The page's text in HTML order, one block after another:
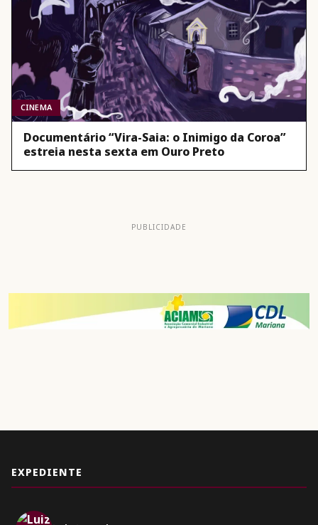
CINEMA
Documentário “Vira-Saia: o Inimigo da Coroa”
estreia nesta sexta em Ouro Preto
PUBLICIDADE
EXPEDIENTE